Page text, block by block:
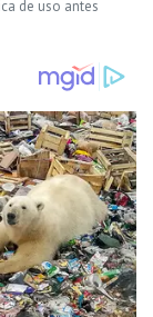
de uso antes